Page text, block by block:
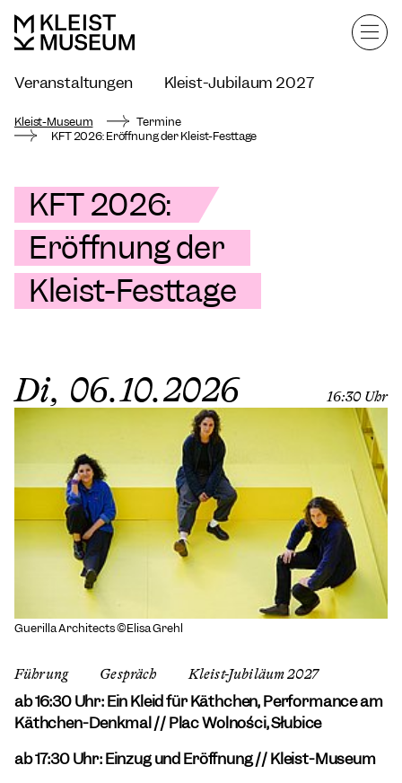
Veranstaltungen
Kleist-Jubiläum 2027
Kleist-Museum mieten
Kleist-Museum
Termine
KFT 2026: Eröffnung der Kleist-Festtage
KFT 2026:
Eröffnung der
Kleist-Festtage
Di, 06.10.2026 16:30 Uhr
Guerilla Architects ©Elisa Grehl
Führung Gespräch Kleist-Jubiläum 2027
ab 16:30 Uhr: Ein Kleid für Käthchen, Performance am
Käthchen-Denkmal // Plac Wolności, Słubice
ab 17:30 Uhr: Einzug und Eröffnung // Kleist-Museum